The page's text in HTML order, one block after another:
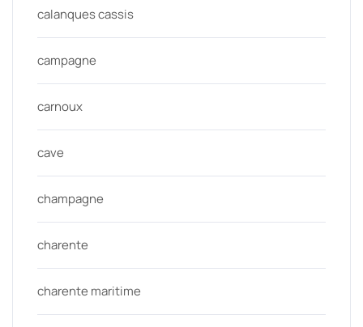
calanques cassis
campagne
carnoux
cave
champagne
charente
charente maritime